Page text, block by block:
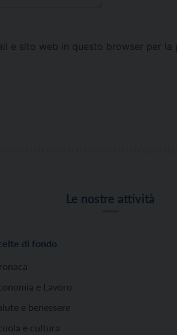
e sito web in questo browser per la
Le nostre attività
di fondo
e Lavoro
e benessere
e cultura